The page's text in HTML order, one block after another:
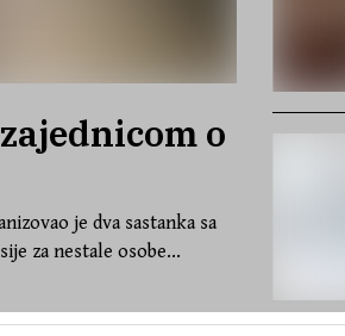
o
je dva sastanka sa
za nestale osobe...